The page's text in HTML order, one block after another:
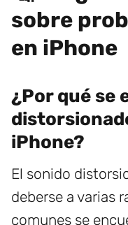
sobre
en iPhone
¿Por qué se
iPhone?
El sonido
deberse a varias
comunes se